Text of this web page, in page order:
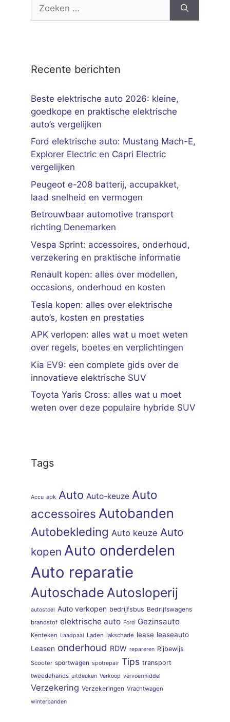
naar:
Recente berichten
Beste elektrische auto 2026: kleine,
goedkope en praktische elektrische
auto’s vergelijken
Ford elektrische auto: Mustang Mach-E,
Explorer Electric en Capri Electric
vergelijken
Peugeot e-208 batterij, accupakket,
laad snelheid en vermogen
Betrouwbaar automotive transport
richting Denemarken
Vespa Sprint: accessoires, onderhoud,
verzekering en praktische informatie
Renault kopen: alles over modellen,
occasions, onderhoud en kosten
Tesla kopen: alles over elektrische
auto’s, kosten en prestaties
APK verlopen: alles wat u moet weten
over regels, boetes en verplichtingen
Kia EV9: een complete gids over de
innovatieve elektrische SUV
Toyota Yaris Cross: alles wat u moet
weten over deze populaire hybride SUV
Tags
Accu apk Auto Auto-keuze Auto
accessoires Autobanden
Autobekleding Auto keuze Auto
kopen Auto onderdelen
Auto reparatie
Autoschade Autosloperij
autostoel Auto verkopen bedrijfsbus Bedrijfswagens
brandstof elektrische auto Ford Gezinsauto
Kenteken Laadpaal Laden lakschade lease leaseauto
Leasen onderhoud RDW repareren Rijbewijs
Scooter sportwagen spotrepair Tips transport
tweedehands uitdeuken Verkoop vervoermiddel
Verzekering Verzekeringen Vrachtwagen
winterbanden